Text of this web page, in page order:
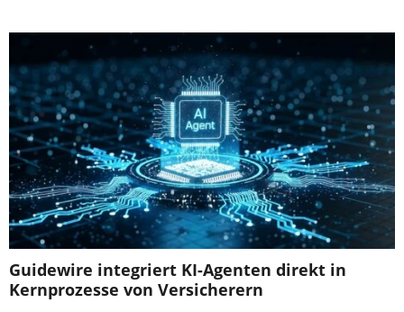
Guidewire integriert KI-Agenten direkt in
Kernprozesse von Versicherern